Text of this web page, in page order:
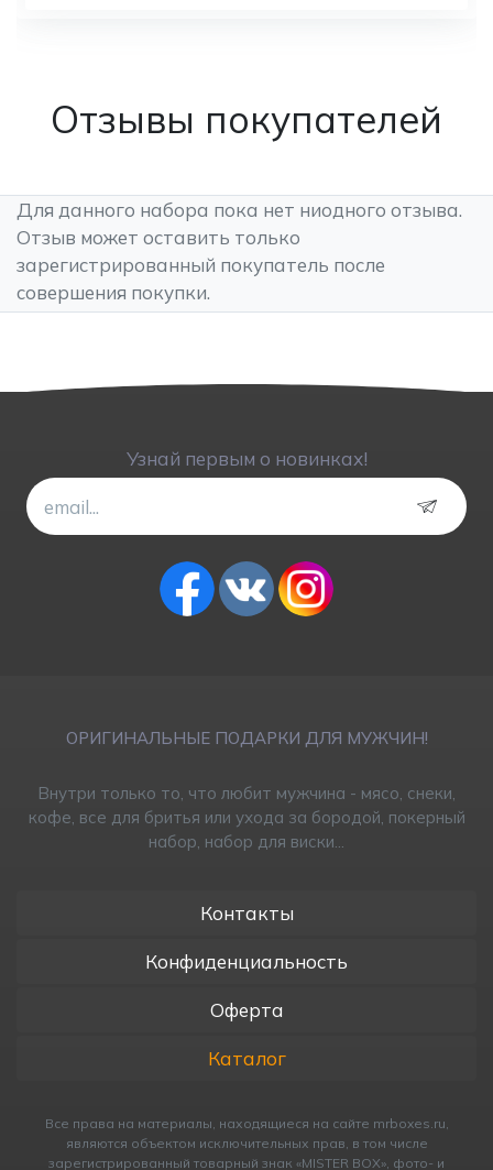
Отзывы покупателей
Для данного набора пока нет ниодного отзыва.
Отзыв может оставить только
зарегистрированный покупатель после
совершения покупки.
Узнай первым о новинках!
ОРИГИНАЛЬНЫЕ ПОДАРКИ ДЛЯ МУЖЧИН!
Внутри только то, что любит мужчина - мясо, снеки,
кофе, все для бритья или ухода за бородой, покерный
набор, набор для виски...
Контакты
Конфиденциальность
Оферта
Каталог
Все права на материалы, находящиеся на сайте mrboxes.ru,
являются объектом исключительных прав, в том числе
зарегистрированный товарный знак «MISTER BOX», фото- и